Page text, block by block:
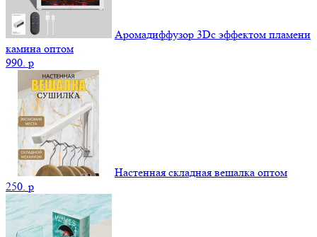
Аромадиффузор 3Dс эффектом пламени
камина оптом
990. p
Настенная складная вешалка оптом
250. p